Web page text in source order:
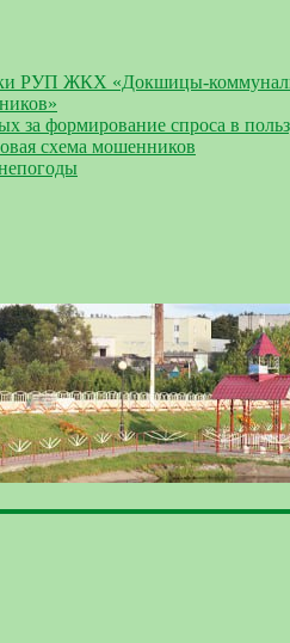
РУП ЖКХ «Докшицы-
за формирование спроса в
схема мошенников